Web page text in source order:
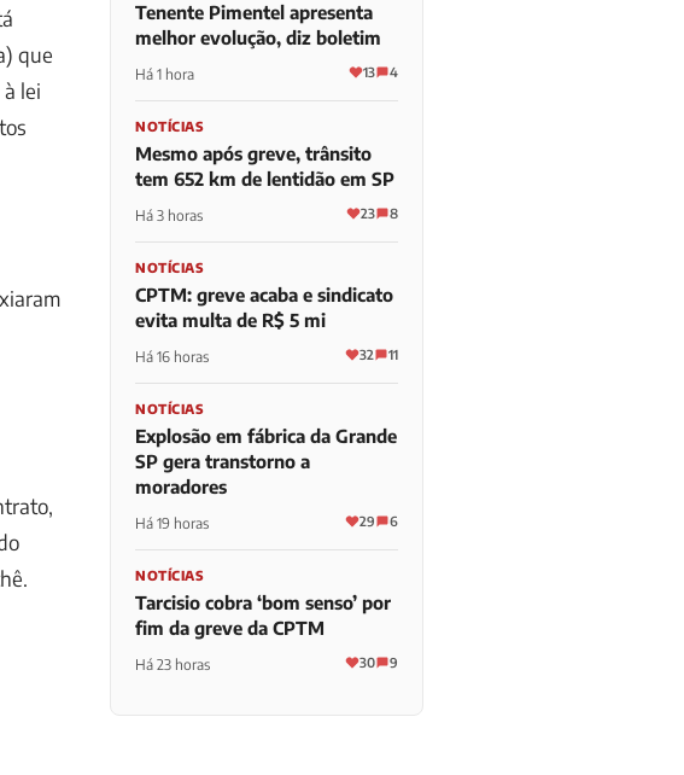
que
lei
Tenente Pimentel apresenta
melhor evolução, diz boletim
Há 1 hora 13 4
NOTÍCIAS
Mesmo após greve, trânsito
tem 652 km de lentidão em SP
Há 3 horas 23 8
NOTÍCIAS
CPTM: greve acaba e sindicato
evita multa de R$ 5 mi
Há 16 horas 32 11
NOTÍCIAS
Explosão em fábrica da Grande
SP gera transtorno a
moradores
Há 19 horas 29 6
NOTÍCIAS
Tarcisio cobra ‘bom senso’ por
fim da greve da CPTM
Há 23 horas 30 9